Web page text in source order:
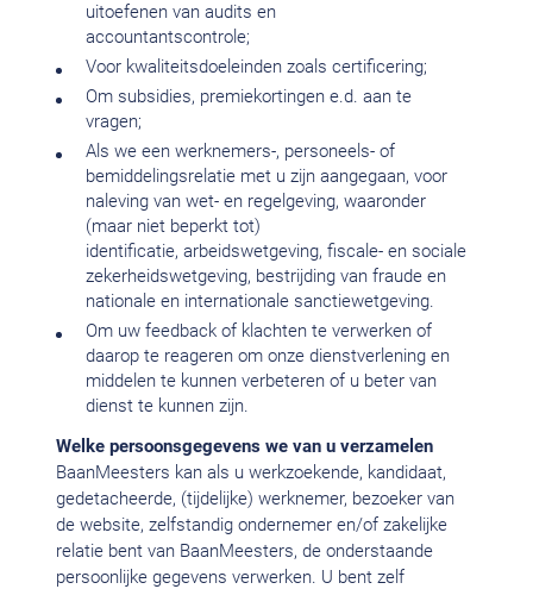
uitoefenen van audits en
accountantscontrole;
Voor kwaliteitsdoeleinden zoals certificering;
Om subsidies, premiekortingen e.d. aan te
vragen;
Als we een werknemers-, personeels- of
bemiddelingsrelatie met u zijn aangegaan, voor
naleving van wet- en regelgeving, waaronder
(maar niet beperkt tot)
identificatie, arbeidswetgeving, fiscale- en sociale
zekerheidswetgeving, bestrijding van fraude en
nationale en internationale sanctiewetgeving.
Om uw feedback of klachten te verwerken of
daarop te reageren om onze dienstverlening en
middelen te kunnen verbeteren of u beter van
dienst te kunnen zijn.
Welke persoonsgegevens we van u verzamelen
BaanMeesters kan als u werkzoekende, kandidaat,
gedetacheerde, (tijdelijke) werknemer, bezoeker van
de website, zelfstandig ondernemer en/of zakelijke
relatie bent van BaanMeesters, de onderstaande
persoonlijke gegevens verwerken. U bent zelf